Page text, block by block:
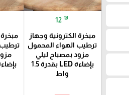
12 ₪
مبخرة الكترونية وجهاز
ترطيب الهواء المحمول
مزود بمصباح ليلي
بإضاءة LED بقدرة 1.5
واط
مبخرة